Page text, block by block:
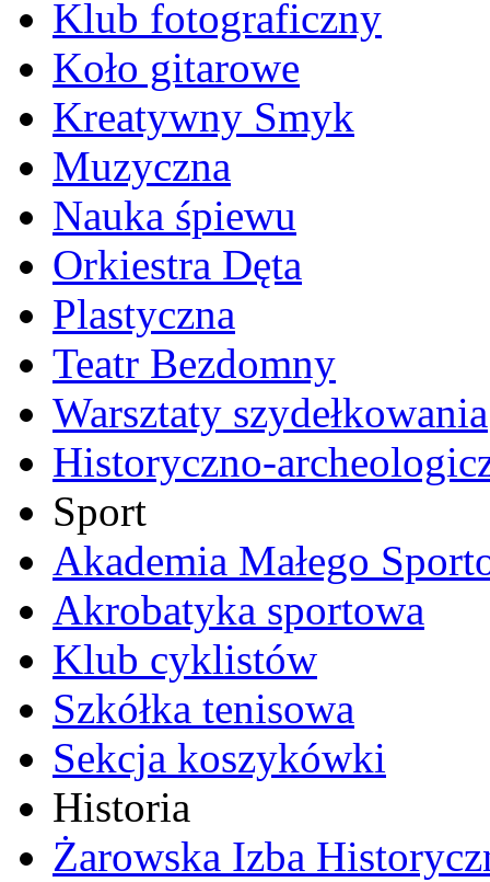
Klub fotograficzny
Koło gitarowe
Kreatywny Smyk
Muzyczna
Nauka śpiewu
Orkiestra Dęta
Plastyczna
Teatr Bezdomny
Warsztaty szydełkowania
Historyczno-
Sport
Akademia Małego
Akrobatyka sportowa
Klub cyklistów
Szkółka tenisowa
Sekcja koszykówki
Historia
Żarowska Izba